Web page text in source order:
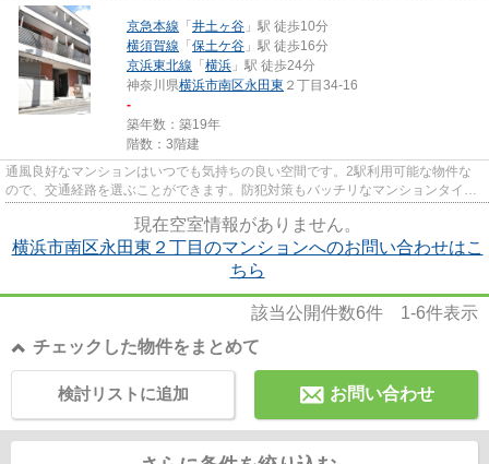
京急本線 「 井土ヶ谷 」駅 徒歩10分
横須賀線 「 保土ケ谷 」駅 徒歩16分
京浜東北線 「 横浜 」駅 徒歩24分
神奈川県横浜市南区永田東 ２丁目34-16
-
築年数：築19年
階数：3階建
通風良好なマンションはいつでも気持ちの良い空間です。2駅利用可能な物件な
ので、交通経路を選ぶことができます。防犯対策もバッチリなマンションタイプ
現在空室情報がありません。
横浜市南区永田東２丁目のマンションへのお問い合わせはこ
ちら
該当公開件数6件 1-6件表示
チェックした物件をまとめて
お問い合わせ
検討リストに追加